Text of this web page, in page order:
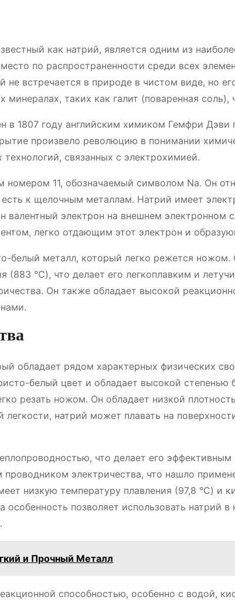
как натрий, является одним из
по распространенности среди всех
не встречается в природе в чистом виде, но
минералах, таких как галит (поваренная соль),
в 1807 году английским химиком Гемфри Дэви
произвело революцию в понимании
связанных с электрохимией․
11, обозначаемый символом Na․ Он
к щелочным металлам․ Натрий имеет
валентный электрон на внешнем электронном
легко отдающим этот электрон и
белый металл, который легко режется
(883 °C), что делает его легкоплавким и
Он также обладает высокой
обладает рядом характерных физических
белый цвет и обладает высокой степенью
резать ножом․ Он обладает низкой
легкости, натрий может плавать на
что делает его
электричества, что нашло
низкую температуру плавления (97,8 °C) и
особенность позволяет использовать натрий в
и Прочный Металл
способностью, особенно с водой,